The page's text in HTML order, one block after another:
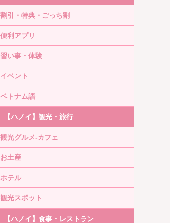
割引・特典・ごっち割
便利アプリ
習い事・体験
イベント
ベトナム語
【ハノイ】観光・旅行
観光グルメ-カフェ
お土産
ホテル
観光スポット
【ハノイ】食事・レストラン